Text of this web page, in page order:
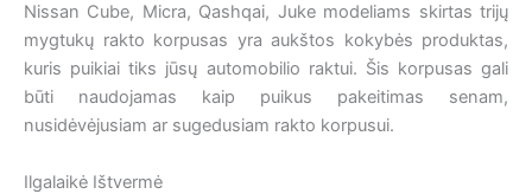
Nissan Cube, Micra, Qashqai, Juke modeliams skirtas trijų
mygtukų rakto korpusas yra aukštos kokybės produktas,
kuris puikiai tiks jūsų automobilio raktui. Šis korpusas gali
būti naudojamas kaip puikus pakeitimas senam,
nusidėvėjusiam ar sugedusiam rakto korpusui.
Ilgalaikė Ištvermė